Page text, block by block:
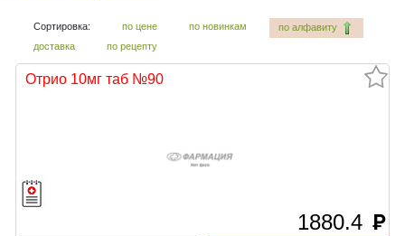
Сортировка: по цене по новинкам
по алфавиту
доставка
по рецепту
Отрио 10мг таб №90
1880.4 руб